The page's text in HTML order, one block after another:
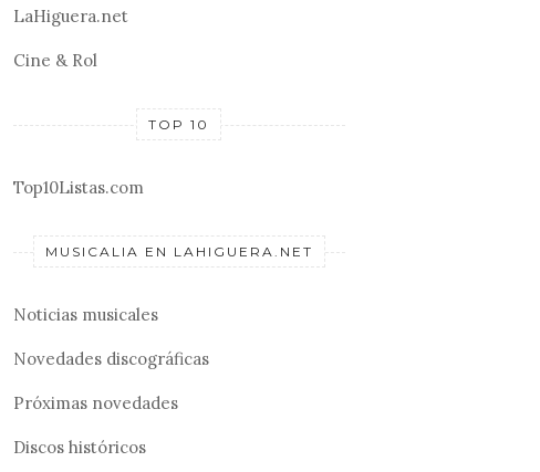
LaHiguera.net
Cine & Rol
TOP 10
Top10Listas.com
MUSICALIA EN LAHIGUERA.NET
Noticias musicales
Novedades discográficas
Próximas novedades
Discos históricos